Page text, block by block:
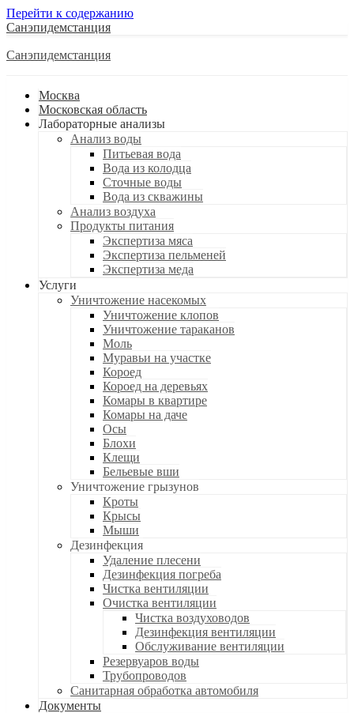
Перейти к содержанию
Санэпидемстанция
Санэпидемстанция
Москва
Московская область
Лабораторные анализы
Анализ воды
Питьевая вода
Вода из колодца
Сточные воды
Вода из скважины
Анализ воздуха
Продукты питания
Экспертиза мяса
Экспертиза пельменей
Экспертиза меда
Услуги
Уничтожение насекомых
Уничтожение клопов
Уничтожение тараканов
Моль
Муравьи на участке
Короед
Короед на деревьях
Комары в квартире
Комары на даче
Осы
Блохи
Клещи
Бельевые вши
Уничтожение грызунов
Кроты
Крысы
Мыши
Дезинфекция
Удаление плесени
Дезинфекция погреба
Чистка вентиляции
Очистка вентиляции
Чистка воздуховодов
Дезинфекция вентиляции
Обслуживание вентиляции
Резервуаров воды
Трубопроводов
Санитарная обработка автомобиля
Документы